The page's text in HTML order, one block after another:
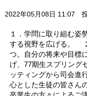
2022年05月08日 11:07
１．学問に取り組む姿
する視野を広げる。
つ。自分の将来や目標
げ、77期生スプリング
ッティングから司会進
心とした生徒の皆さん